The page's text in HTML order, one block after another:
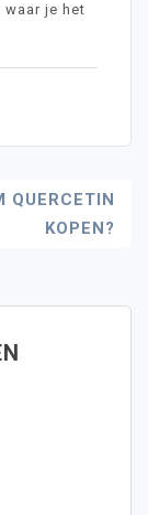
je het
QUERCETIN
KOPEN?